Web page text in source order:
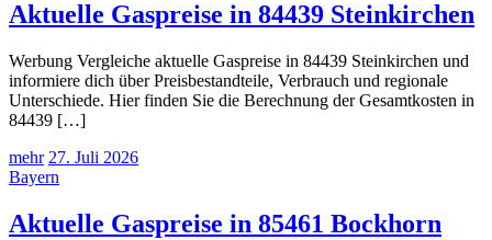
Aktuelle Gaspreise in 84439 Steinkirchen
Werbung Vergleiche aktuelle Gaspreise in 84439 Steinkirchen und
informiere dich über Preisbestandteile, Verbrauch und regionale
Unterschiede. Hier finden Sie die Berechnung der Gesamtkosten in
84439 […]
mehr 27. Juli 2026
Bayern
Aktuelle Gaspreise in 85461 Bockhorn